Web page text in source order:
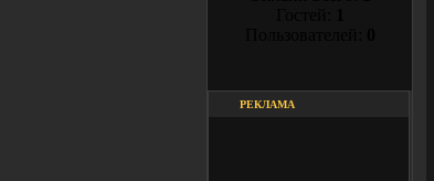
РЕКЛАМА